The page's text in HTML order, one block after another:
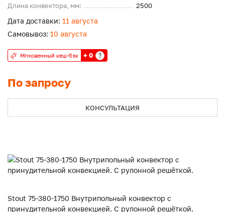
Длина конвектора, мм:
2500
По запросу
Дата доставки: 11 августа
Самовывоз: 10 августа
Мгновенный кеш-бэк + 0 ?
КОНСУЛЬТАЦИЯ
Stout 75-380-1750 Внутрипольный конвектор с
принудительной конвекцией. С рулонной решёткой.